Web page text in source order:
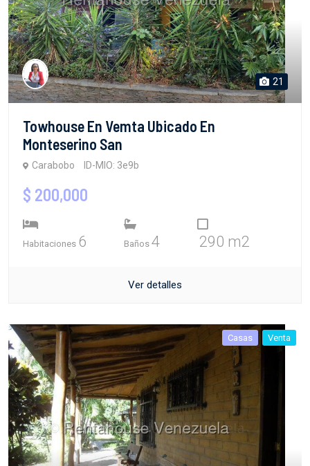
21
Towhouse En Vemta Ubicado En
Monteserino San
Carabobo ID-MIO: 3e9b
$ 200,000
Habitaciones 6 Baños 4 290 m2
Ver detalles
Casas Venta